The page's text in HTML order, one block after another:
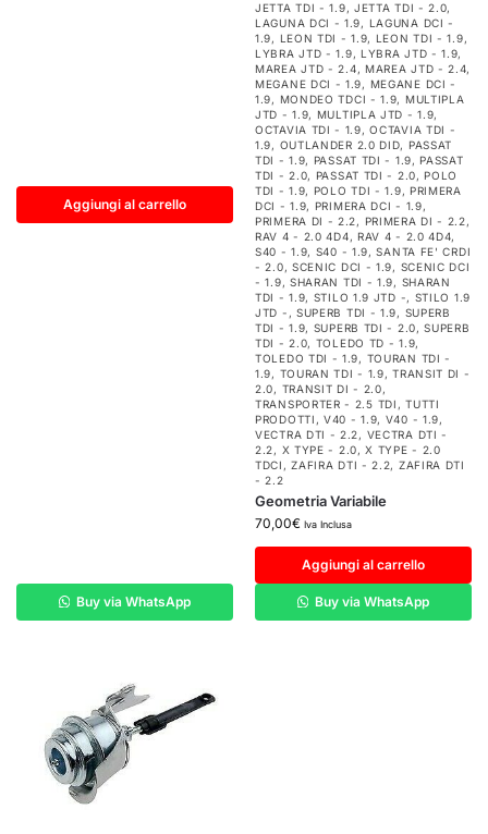
Aggiungi al carrello
Buy via WhatsApp
JETTA TDI - 1.9, JETTA TDI - 2.0,
LAGUNA DCI - 1.9, LAGUNA DCI -
1.9, LEON TDI - 1.9, LEON TDI - 1.9,
LYBRA JTD - 1.9, LYBRA JTD - 1.9,
MAREA JTD - 2.4, MAREA JTD - 2.4,
MEGANE DCI - 1.9, MEGANE DCI -
1.9, MONDEO TDCI - 1.9, MULTIPLA
JTD - 1.9, MULTIPLA JTD - 1.9,
OCTAVIA TDI - 1.9,OCTAVIA TDI -
1.9, OUTLANDER 2.0 DID, PASSAT
TDI - 1.9, PASSAT TDI - 1.9,PASSAT
TDI - 2.0, PASSAT TDI - 2.0,POLO
TDI - 1.9, POLO TDI - 1.9, PRIMERA
DCI - 1.9, PRIMERA DCI - 1.9,
PRIMERA DI - 2.2, PRIMERA DI - 2.2,
RAV 4 - 2.0 4D4, RAV 4 - 2.0 4D4,
S40 - 1.9, S40 - 1.9,SANTA FE' CRDI
- 2.0, SCENIC DCI - 1.9, SCENIC DCI
- 1.9, SHARAN TDI - 1.9, SHARAN
TDI - 1.9, STILO 1.9 JTD -, STILO 1.9
JTD - , SUPERB TDI - 1.9, SUPERB
TDI - 1.9, SUPERB TDI - 2.0,SUPERB
TDI - 2.0, TOLEDO TD - 1.9,
TOLEDO TDI - 1.9, TOURAN TDI -
1.9, TOURAN TDI - 1.9,TRANSIT DI -
2.0, TRANSIT DI - 2.0,
TRANSPORTER - 2.5 TDI ,TUTTI
PRODOTTI ,V40 - 1.9, V40 - 1.9,
VECTRA DTI - 2.2, VECTRA DTI -
2.2, X TYPE - 2.0,X TYPE - 2.0
TDCI ,ZAFIRA DTI - 2.2, ZAFIRA DTI
- 2.2
Geometria Variabile
70,00€ Iva Inclusa
Aggiungi al carrello
Buy via WhatsApp